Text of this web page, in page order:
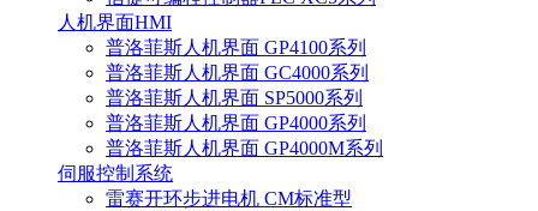
人机界面HMI
普洛菲斯人机界面 GP4100系列
普洛菲斯人机界面 GC4000系列
普洛菲斯人机界面 SP5000系列
普洛菲斯人机界面 GP4000系列
普洛菲斯人机界面 GP4000M系列
伺服控制系统
雷赛开环步进电机 CM标准型